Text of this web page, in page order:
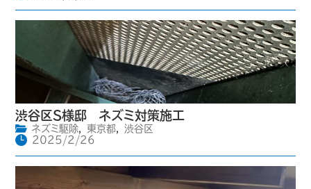
渋谷区S様邸 ネズミ対策施工
ネズミ駆除, 東京都,
渋谷区
2025/2/26